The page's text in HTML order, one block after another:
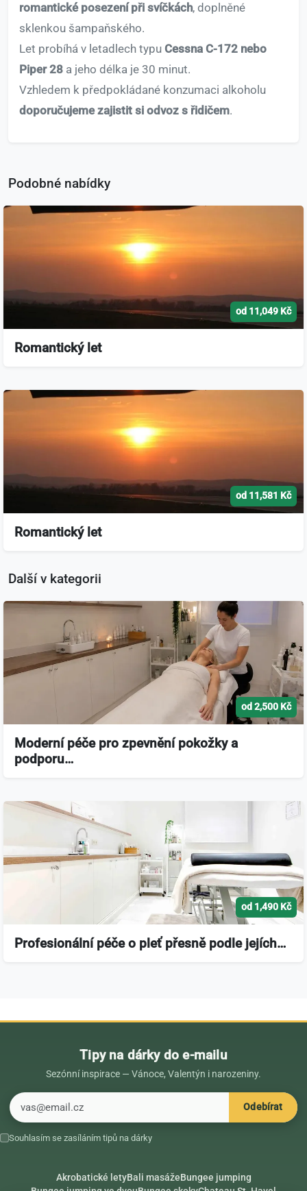
romantické posezení při svíčkách, doplněné
sklenkou šampaňského.
Let probíhá v letadlech typu Cessna C-172 nebo
Piper 28 a jeho délka je 30 minut.
Vzhledem k předpokládané konzumaci alkoholu
doporučujeme zajistit si odvoz s řidičem.
Podobné nabídky
od 11,049 Kč
Romantický let
od 11,581 Kč
Romantický let
Další v kategorii
od 2,500 Kč
Moderní péče pro zpevnění pokožky a
podporu…
od 1,490 Kč
Profesionální péče o pleť přesně podle jejích…
Tipy na dárky do e-mailu
Sezónní inspirace — Vánoce, Valentýn i narozeniny.
Odebírat
Souhlasím se zasíláním tipů na dárky
Akrobatické letyBali masážeBungee jumping